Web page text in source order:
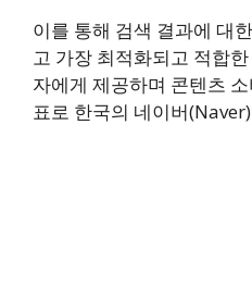
이를 통해 검색 결과에 대
고 가장 최적화되고 적합
자에게 제공하며 콘텐츠
표로 한국의 네이버